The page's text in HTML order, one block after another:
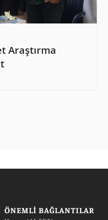
Araştırma
ÖNEMLI BAĞLANTILAR